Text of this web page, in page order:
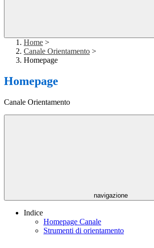
Home >
Canale Orientamento >
Homepage
Homepage
Canale Orientamento
navigazione
Indice
Homepage Canale
Strumenti di orientamento